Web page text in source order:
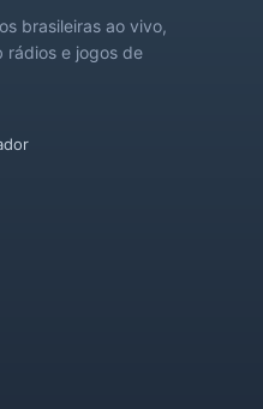
brasileiras ao vivo,
rádios e jogos de